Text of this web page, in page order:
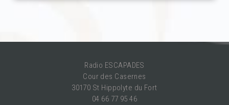
Radio ESCAPADES
Cour des Casernes
30170 St Hippolyte du Fort
04 66 77 95 46